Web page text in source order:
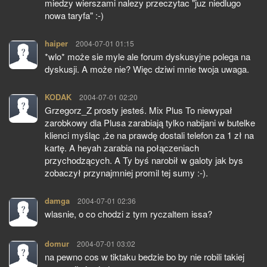
miedzy wierszami nalezy przeczytac "juz niedlugo
nowa taryfa" :-)
haiper pisze:
2004-07-01 01:15
*wlo* może sie myle ale forum dyskusyjne polega na
dyskusji. A może nie? Więc dziwi mnie twoja uwaga.
KODAK pisze:
2004-07-01 02:20
Grzegorz_Z prosty jesteś. Mix Plus To niewypał
zarobkowy dla Plusa zarabiają tylko nabijani w butelke
klienci myśląc ,że na prawdę dostali telefon za 1 zł na
kartę. A heyah zarabia na połączeniach
przychodzących. A Ty byś narobił w galoty jak bys
zobaczył przynajmniej promil tej sumy :-).
damga pisze:
2004-07-01 02:36
wlasnie, o co chodzi z tym ryczaltem issa?
domur pisze:
2004-07-01 03:02
na pewno cos w tiktaku bedzie bo by nie robili takiej